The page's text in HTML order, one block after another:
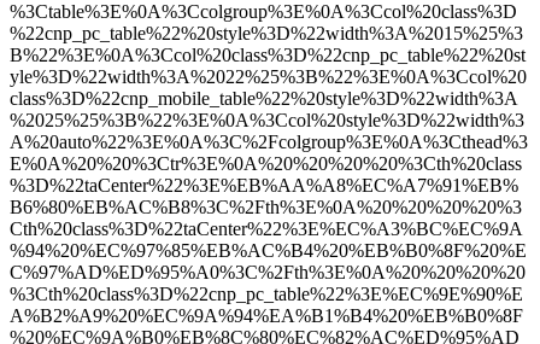
%3Ctable%3E%0A%3Ccolgroup%3E%0A%3Ccol%20class%3D
%22cnp_pc_table%22%20style%3D%22width%3A%2015%25%3
B%22%3E%0A%3Ccol%20class%3D%22cnp_pc_table%22%20st
yle%3D%22width%3A%2022%25%3B%22%3E%0A%3Ccol%20
class%3D%22cnp_mobile_table%22%20style%3D%22width%3A
%2025%25%3B%22%3E%0A%3Ccol%20style%3D%22width%3
A%20auto%22%3E%0A%3C%2Fcolgroup%3E%0A%3Cthead%3
E%0A%20%20%3Ctr%3E%0A%20%20%20%20%3Cth%20class
%3D%22taCenter%22%3E%EB%AA%A8%EC%A7%91%EB%
B6%80%EB%AC%B8%3C%2Fth%3E%0A%20%20%20%20%3
Cth%20class%3D%22taCenter%22%3E%EC%A3%BC%EC%9A
%94%20%EC%97%85%EB%AC%B4%20%EB%B0%8F%20%E
C%97%AD%ED%95%A0%3C%2Fth%3E%0A%20%20%20%20
%3Cth%20class%3D%22cnp_pc_table%22%3E%EC%9E%90%E
A%B2%A9%20%EC%9A%94%EA%B1%B4%20%EB%B0%8F
%20%EC%9A%B0%EB%8C%80%EC%82%AC%ED%95%AD